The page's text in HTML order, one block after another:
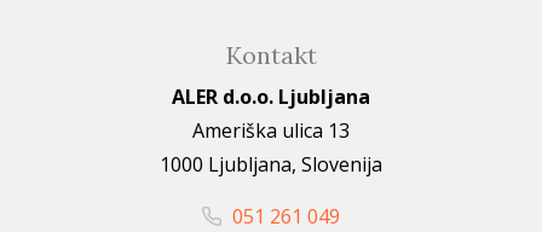
Kontakt
ALER d.o.o. Ljubljana
Ameriška ulica 13
1000 Ljubljana, Slovenija
051 261 049